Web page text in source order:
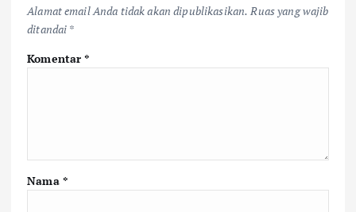
Alamat email Anda tidak akan dipublikasikan. Ruas yang wajib
ditandai *
Komentar*
Nama *